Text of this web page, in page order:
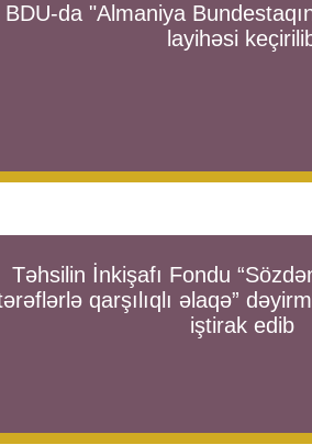
BDU-da "Almaniya
layihəsi
Təhsilin İnkişafı Fondu
qarşılıqlı əlaqə”
iştirak edib